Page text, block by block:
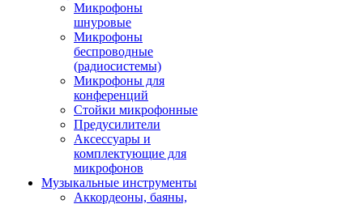
Микрофоны
шнуровые
Микрофоны
беспроводные
(радиосистемы)
Микрофоны для
конференций
Стойки микрофонные
Предусилители
Аксессуары и
комплектующие для
микрофонов
Музыкальные инструменты
Аккордеоны, баяны,